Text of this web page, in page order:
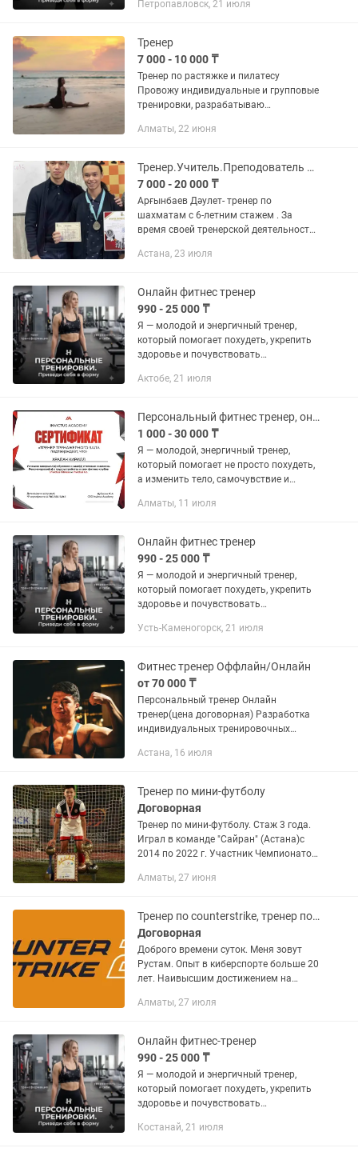
клиента создаю индивидуальные
Петропавловск, 21 июля
Тренер
7 000 - 10 000 ₸
Тренер по растяжке и пилатесу
Провожу индивидуальные и групповые
тренировки, разрабатываю
осанки и общего физического
достигать целей...
Алматы, 22 июня
Тренер.Учитель.Преподователь по шахматам
7 000 - 20 000 ₸
Арғынбаев Дәулет- тренер по
шахматам с 6-летним стажем . За
время своей тренерской деятельности
детей. Около 100 учеников выполняли
Астана, 23 июля
Онлайн фитнес тренер
990 - 25 000 ₸
Я — молодой и энергичный тренер,
который помогает похудеть, укрепить
здоровье и почувствовать
клиента создаю индивидуальные
Актобе, 21 июля
Персональный фитнес тренер, онлайн
1 000 - 30 000 ₸
Я — молодой, энергичный тренер,
который помогает не просто похудеть,
а изменить тело, самочувствие и
кто хочет: -Сбросить лишний вес
Алматы, 11 июля
Онлайн фитнес тренер
990 - 25 000 ₸
Я — молодой и энергичный тренер,
который помогает похудеть, укрепить
здоровье и почувствовать
клиента создаю индивидуальные
Усть-Каменогорск, 21 июля
Фитнес тренер Оффлайн/Онлайн
от 70 000 ₸
Персональный тренер Онлайн
тренер(цена договорная) Разработка
индивидуальных тренировочных
для похудения так и для набора
показателя...
Астана, 16 июля
Тренер по мини-футболу
Договорная
Тренер по мини-футболу. Стаж 3 года.
Играл в команде "Сайран" (Астана)с
2014 по 2022 г. Участник Чемпионатов
Бронзовый призеров Чемпионата
Алматы, 27 июня
Тренер по counterstrike, тренер по cs2
Договорная
Доброго времени суток. Меня зовут
Рустам. Опыт в киберспорте больше 20
лет. Наивысшим достижением на
рейтинга HLTV и попадание на мажор.
Алматы, 27 июля
Онлайн фитнес-тренер
990 - 25 000 ₸
Я — молодой и энергичный тренер,
который помогает похудеть, укрепить
здоровье и почувствовать
клиента создаю индивидуальные
Костанай, 21 июля